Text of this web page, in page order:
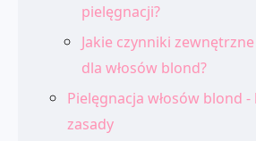
pielęgnacji?
Jakie czynniki
dla włosów blond?
Pielęgnacja włosów blond
zasady